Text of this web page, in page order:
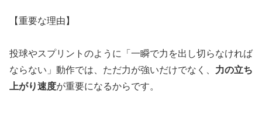
【重要な理由】
投球やスプリントのように「一瞬で力を出し切らなければ
ならない」動作では、ただ力が強いだけでなく、 力の立ち
上がり速度が重要になるからです。